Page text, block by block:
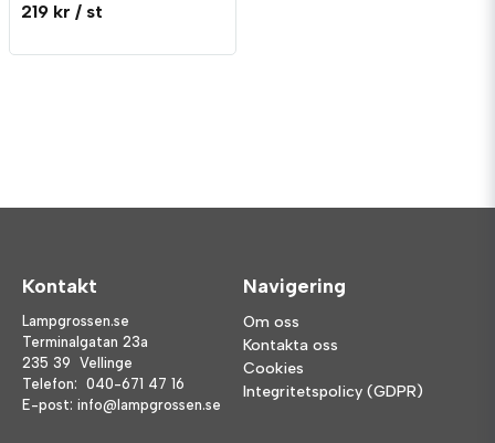
219 kr / st
Kontakt
Lampgrossen.se
Terminalgatan 23a
235 39 Vellinge
Telefon: 040-671 47 16
E-post: info@lampgrossen.se
Navigering
Om oss
Kontakta oss
Cookies
Integritetspolicy (GDPR)